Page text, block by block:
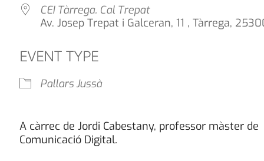
CEI Tàrrega. Cal Trepat
Av. Josep Trepat i Galceran, 11 , Tàrrega,
EVENT TYPE
Pallars Jussà
A càrrec de Jordi Cabestany, professor màster de
Comunicació Digital.